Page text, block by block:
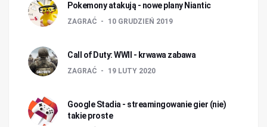
Pokemony atakują - nowe plany Niantic
ZAGRAĆ 10 GRUDZIEŃ 2019
Call of Duty: WWII - krwawa zabawa
ZAGRAĆ 19 LUTY 2020
Google Stadia - streamingowanie gier (nie)
takie proste